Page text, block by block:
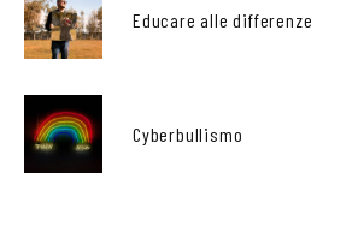
Educare alle differenze
Cyberbullismo